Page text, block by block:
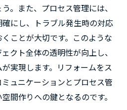
。また、プロセス管理には、
にし、トラブル発生時の対応
ことが大切です。このような
クト全体の透明性が向上し、
実現します。リフォームをス
ュニケーションとプロセス管
間作りへの鍵となるのです。